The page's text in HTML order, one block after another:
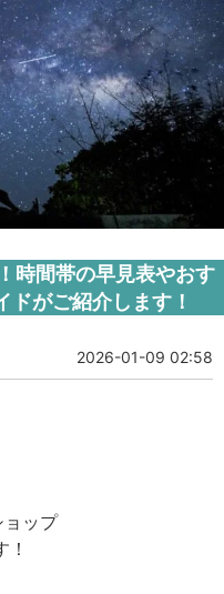
時間帯の早見表やおす
がご紹介します！
2026-01-09 02:58
ップ
！